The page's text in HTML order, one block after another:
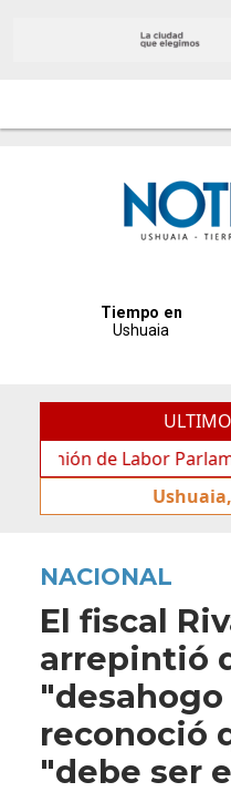
de Labor Parlamentaria
NACIONAL
El fiscal
arrepintió
reconoció
"debe ser